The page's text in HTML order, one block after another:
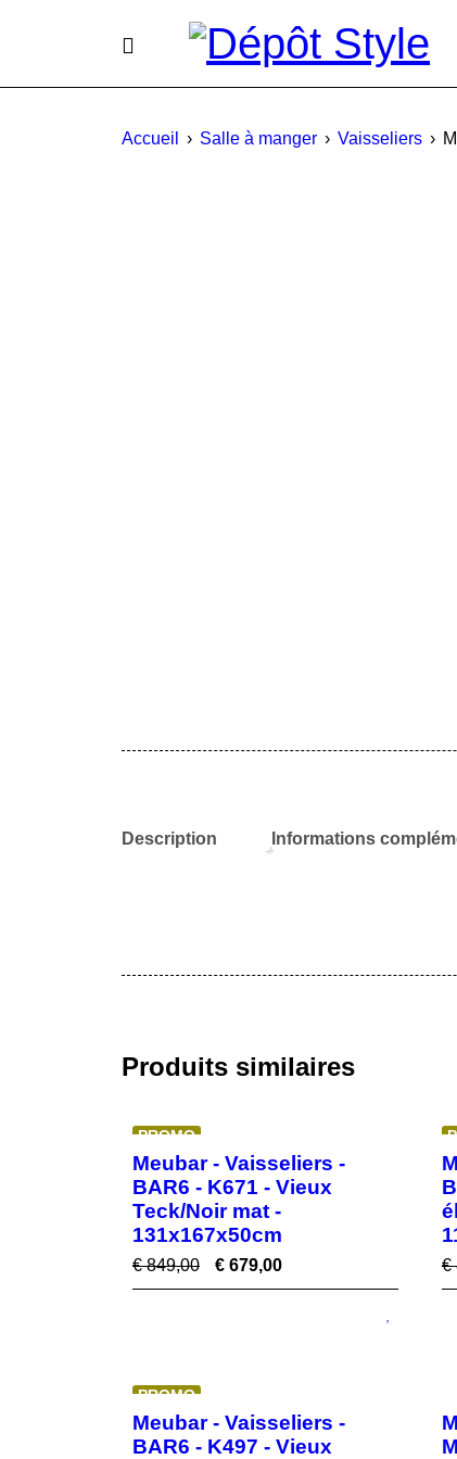
Accueil › Salle à manger › Vaisseliers ›
Description Informations
Produits similaires
PROMO
Meubar - Vaisseliers -
BAR6 - K671 - Vieux
Teck/Noir mat -
131x167x50cm
€849,00 € 679,00 €
PROMO
Meubar - Vaisseliers -
BAR6 - K497 - Vieux